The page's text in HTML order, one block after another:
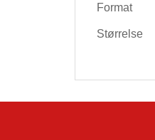
Format
Størrelse